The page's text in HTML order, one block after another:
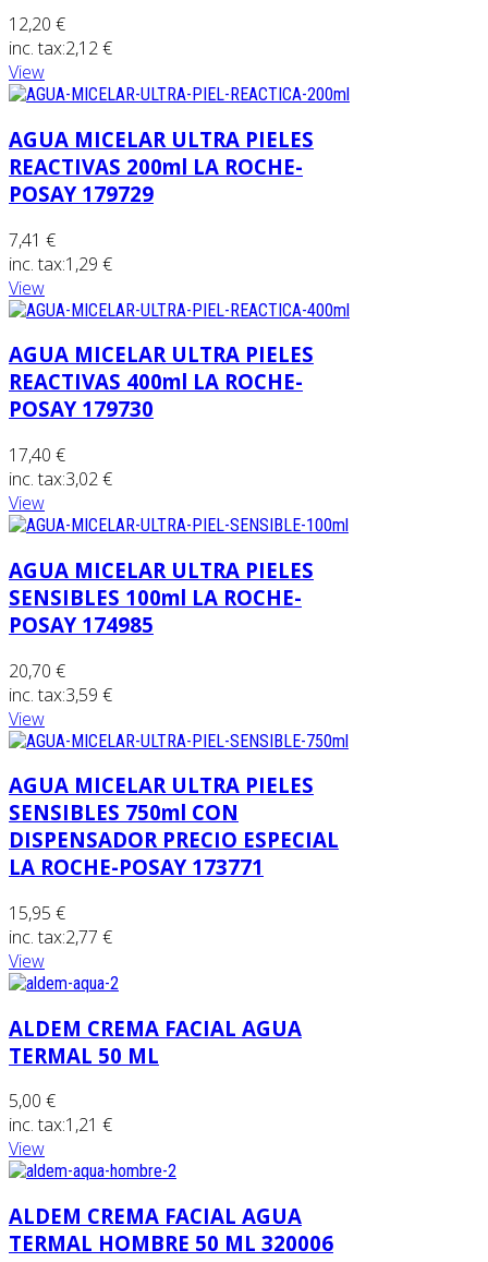
12,20 €
inc. tax:2,12 €
View
AGUA MICELAR ULTRA PIELES
REACTIVAS 200ml LA ROCHE-
POSAY 179729
7,41 €
inc. tax:1,29 €
View
AGUA MICELAR ULTRA PIELES
REACTIVAS 400ml LA ROCHE-
POSAY 179730
17,40 €
inc. tax:3,02 €
View
AGUA MICELAR ULTRA PIELES
SENSIBLES 100ml LA ROCHE-
POSAY 174985
20,70 €
inc. tax:3,59 €
View
AGUA MICELAR ULTRA PIELES
SENSIBLES 750ml CON
DISPENSADOR PRECIO ESPECIAL
LA ROCHE-POSAY 173771
15,95 €
inc. tax:2,77 €
View
ALDEM CREMA FACIAL AGUA
TERMAL 50 ML
5,00 €
inc. tax:1,21 €
View
ALDEM CREMA FACIAL AGUA
TERMAL HOMBRE 50 ML 320006